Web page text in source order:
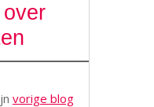
vorige blog